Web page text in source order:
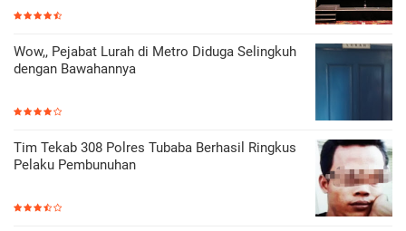
Wow,, Pejabat Lurah di Metro Diduga Selingkuh
dengan Bawahannya
Tim Tekab 308 Polres Tubaba Berhasil Ringkus
Pelaku Pembunuhan